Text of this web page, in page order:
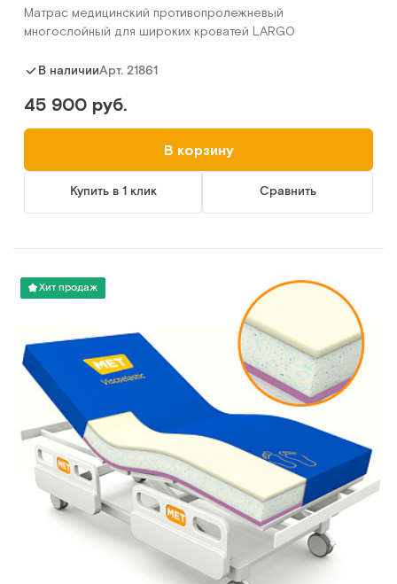
Матрас медицинский противопролежневый
многослойный для широких кроватей LARGO
В наличииАрт. 21861
45 900 руб.
В корзину
Купить в 1 клик Сравнить
Хит продаж